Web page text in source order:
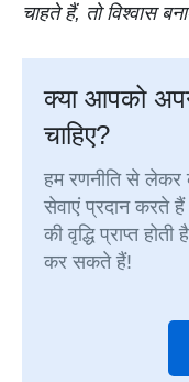
चाहते हैं, तो विश्वास
क्या आपको
चाहिए?
हम रणनीति से लेकर
सेवाएं प्रदान करते
की वृद्धि प्राप्त
कर सकते हैं!